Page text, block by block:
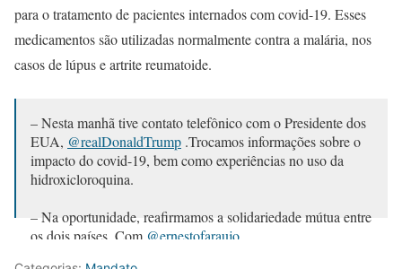
para o tratamento de pacientes internados com covid-19. Esses
medicamentos são utilizadas normalmente contra a malária, nos
casos de lúpus e artrite reumatoide.
– Nesta manhã tive contato telefônico com o Presidente dos
EUA, @realDonaldTrump .Trocamos informações sobre o
impacto do covid-19, bem como experiências no uso da
hidroxicloroquina.
– Na oportunidade, reafirmamos a solidariedade mútua entre
os dois países. Com @ernestofaraujo